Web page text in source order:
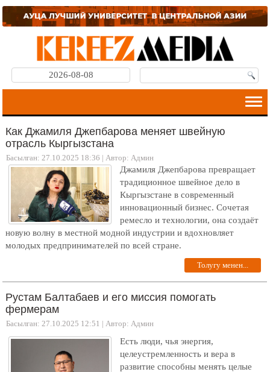
2026-08-08
Как Джамиля Джепбарова меняет швейную
отрасль Кыргызстана
Басылган: 27.10.2025 18:36 | Автор: Админ
Джамиля Джепбарова превращает
традиционное швейное дело в
Кыргызстане в современный
инновационный бизнес. Сочетая
ремесло и технологии, она создаёт
новую волну в местной модной индустрии и вдохновляет
молодых предпринимателей по всей стране.
Толугу менен...
Рустам Балтабаев и его миссия помогать
фермерам
Басылган: 27.10.2025 12:51 | Автор: Админ
Есть люди, чья энергия,
целеустремленность и вера в
развитие способны менять целые